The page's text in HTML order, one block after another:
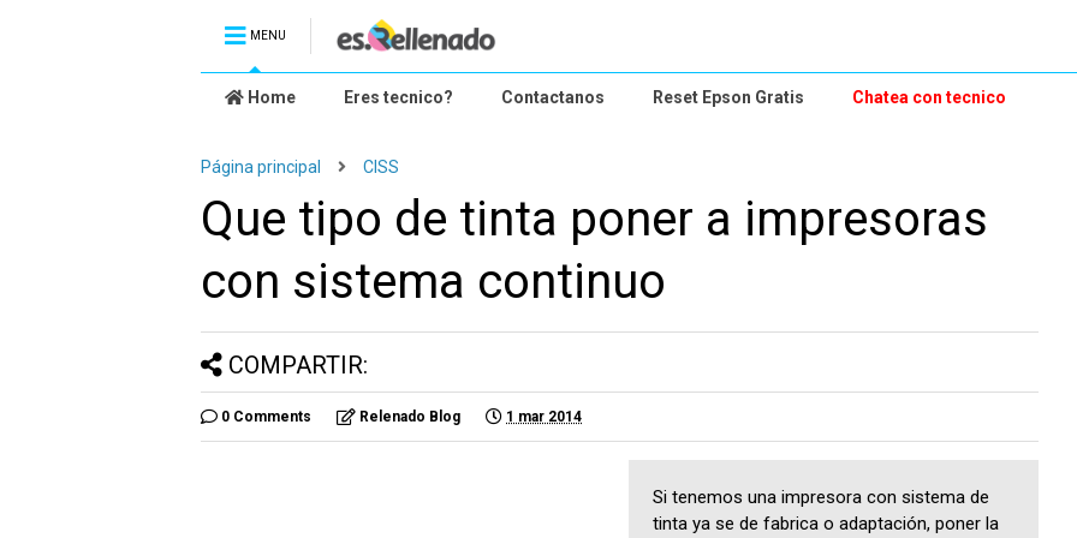
MENU
Home Eres tecnico? Contactanos Reset Epson Gratis Chatea con tecnico
Página principal CISS
Que tipo de tinta poner a impresoras
con sistema continuo
COMPARTIR:
0 Comments Relenado Blog 1 mar 2014
Si tenemos una impresora con sistema de
tinta ya se de fabrica o adaptación, poner la